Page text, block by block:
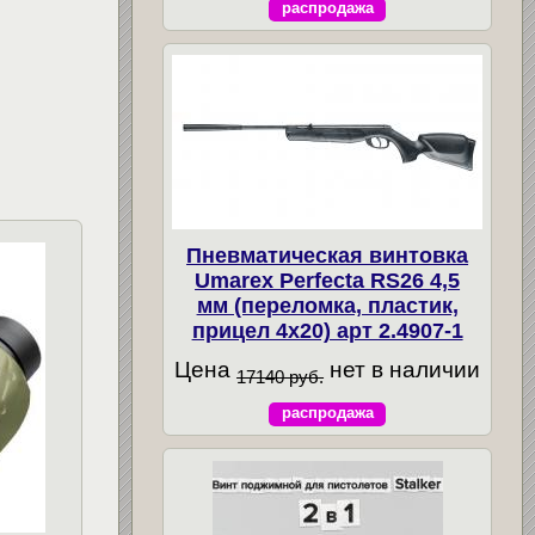
распродажа
Пневматическая винтовка
Umarex Perfecta RS26 4,5
мм (переломка, пластик,
прицел 4x20) арт 2.4907-1
Цена 17140 руб. нет в наличии
распродажа